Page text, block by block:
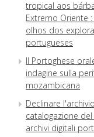
tropical aos
Extremo Oriente
olhos dos
portugueses
Il Portoghese
indagine sulla
mozambicana
Declinare
catalogazione
archivi digitali